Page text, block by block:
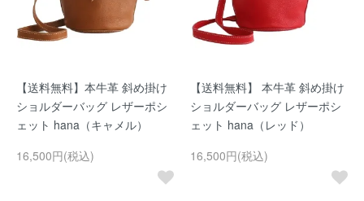
【送料無料】本牛革 斜め掛け
ショルダーバッグ レザーポシ
ェット hana（キャメル）
16,500円(税込)
【送料無料】 本牛革 斜め掛け
ショルダーバッグ レザーポシ
ェット hana（レッド）
16,500円(税込)